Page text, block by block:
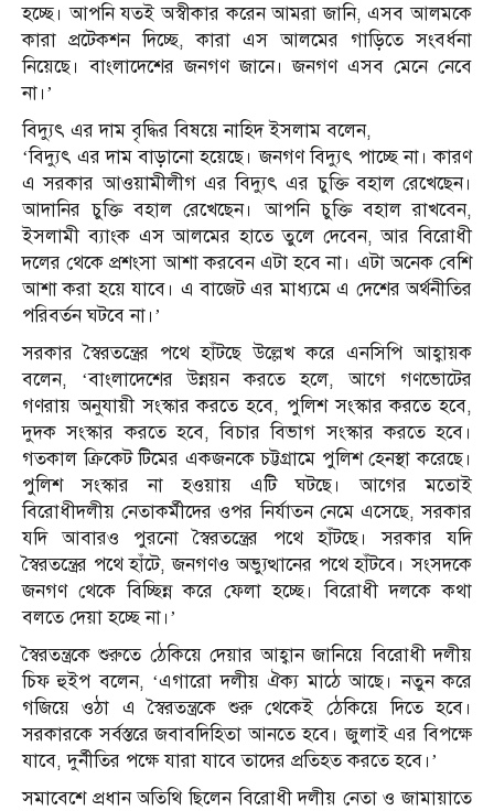
হচ্ছে। আপনি যতই অস্বীকার করেন আমরা জানি, এসব আলমকে
কারা প্রটেকশন দিচ্ছে, কারা এস আলমের গাড়িতে সংবর্ধনা
নিয়েছে। বাংলাদেশের জনগণ জানে। জনগণ এসব মেনে নেবে
না।’
বিদ্যুৎ এর দাম বৃদ্ধির বিষয়ে নাহিদ ইসলাম বলেন,
‘বিদ্যুৎ এর দাম বাড়ানো হয়েছে। জনগণ বিদ্যুৎ পাচ্ছে না। কারণ
এ সরকার আওয়ামীলীগ এর বিদ্যুৎ এর চুক্তি বহাল রেখেছেন।
আদানির চুক্তি বহাল রেখেছেন। আপনি চুক্তি বহাল রাখবেন,
ইসলামী ব্যাংক এস আলমের হাতে তুলে দেবেন, আর বিরোধী
দলের থেকে প্রশংসা আশা করবেন এটা হবে না। এটা অনেক বেশি
আশা করা হয়ে যাবে। এ বাজেট এর মাধ্যমে এ দেশের অর্থনীতির
পরিবর্তন ঘটবে না।’
সরকার স্বৈরতন্ত্রের পথে হাঁটছে উল্লেখ করে এনসিপি আহ্বায়ক
বলেন, ‘বাংলাদেশের উন্নয়ন করতে হলে, আগে গণভোটের
গণরায় অনুযায়ী সংস্কার করতে হবে, পুলিশ সংস্কার করতে হবে,
দুদক সংস্কার করতে হবে, বিচার বিভাগ সংস্কার করতে হবে।
গতকাল ক্রিকেট টিমের একজনকে চট্টগ্রামে পুলিশ হেনস্থা করেছে।
পুলিশ সংস্কার না হওয়ায় এটি ঘটছে। আগের মতোই
বিরোধীদলীয় নেতাকর্মীদের ওপর নির্যাতন নেমে এসেছে, সরকার
যদি আবারও পুরনো স্বৈরতন্ত্রের পথে হাঁটছে। সরকার যদি
স্বৈরতন্ত্রের পথে হাঁটে, জনগণও অভ্যুত্থানের পথে হাঁটবে। সংসদকে
জনগণ থেকে বিচ্ছিন্ন করে ফেলা হচ্ছে। বিরোধী দলকে কথা
বলতে দেয়া হচ্ছে না।’
স্বৈরতন্ত্রকে শুরুতে ঠেকিয়ে দেয়ার আহ্বান জানিয়ে বিরোধী দলীয়
চিফ হুইপ বলেন, ‘এগারো দলীয় ঐক্য মাঠে আছে। নতুন করে
গজিয়ে ওঠা এ স্বৈরতন্ত্রকে শুরু থেকেই ঠেকিয়ে দিতে হবে।
সরকারকে সর্বস্তরে জবাবদিহিতা আনতে হবে। জুলাই এর বিপক্ষে
যাবে, দুর্নীতির পক্ষে যারা যাবে তাদের প্রতিহত করতে হবে।’
সমাবেশে প্রধান অতিথি ছিলেন বিরোধী দলীয় নেতা ও জামায়াতে